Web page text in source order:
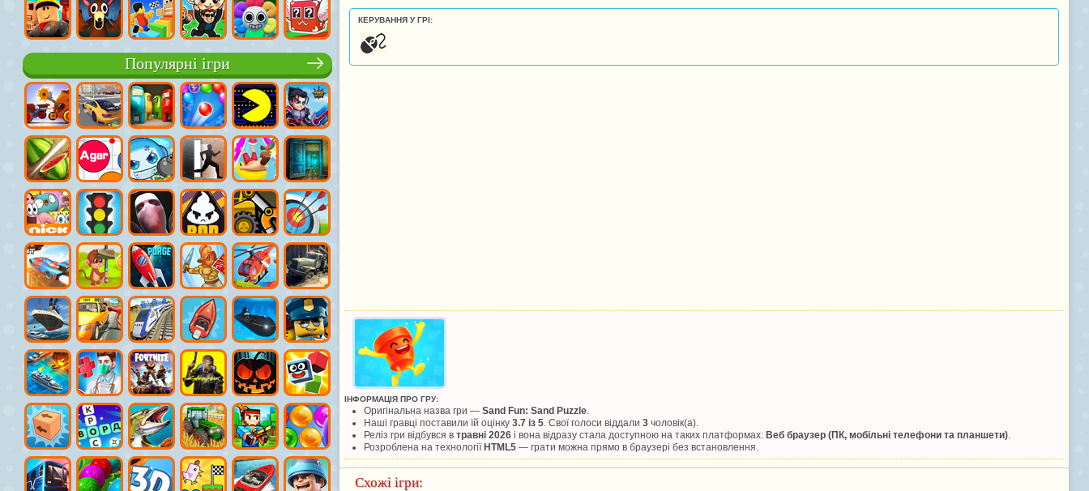
Популярні ігри
КЕРУВАННЯ У ГРІ:
ІНФОРМАЦІЯ ПРО ГРУ:
Оригінальна назва гри — Sand Fun: Sand Puzzle
Наші гравці поставили їй оцінку 3.7 із 5 . Свої голоси віддали 3 чоловік(а).
Реліз гри відбувся в травні 2026 і вона відразу стала доступною на таких платформах: Веб браузер (ПК, мобільні телефони та планшети)
Розроблена на технологіїHTML5 — грати можна прямо в браузері без встановлення.
Схожі ігри: